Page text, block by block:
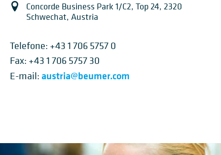
Concorde Business Park 1/C2, Top 24, 2320
Schwechat, Austria
Telefone: +43 1 706 5757 0
Fax: +43 1 706 5757 30
E-mail: austria@beumer.com